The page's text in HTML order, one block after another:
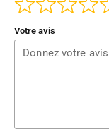
Votre avis